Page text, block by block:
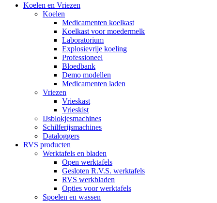
Koelen en Vriezen
Koelen
Medicamenten koelkast
Koelkast voor moedermelk
Laboratorium
Explosievrije koeling
Professioneel
Bloedbank
Demo modellen
Medicamenten laden
Vriezen
Vrieskast
Vrieskist
IJsblokjesmachines
Schilferijsmachines
Dataloggers
RVS producten
Werktafels en bladen
Open werktafels
Gesloten R.V.S. werktafels
RVS werkbladen
Opties voor werktafels
Spoelen en wassen